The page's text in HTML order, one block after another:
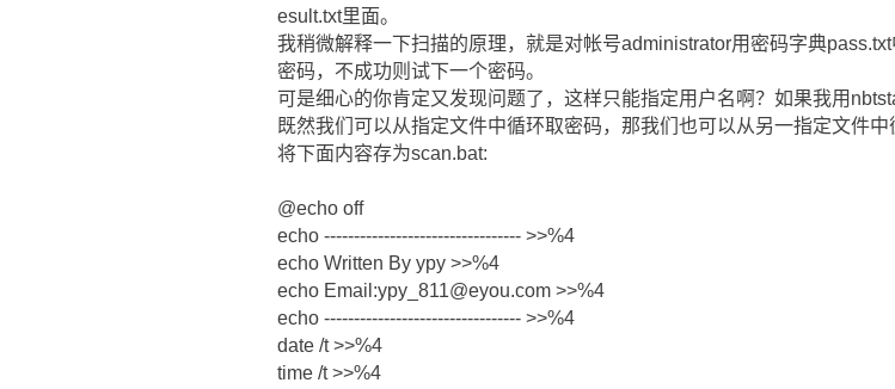
esult.txt里面。
我稍微解释一下扫描的原理，就是对帐号administrator用密码字典
密码，不成功则试下一个密码。
可是细心的你肯定又发现问题了，这样只能指定用户名啊？如果我用
既然我们可以从指定文件中循环取密码，那我们也可以从另一指定文件中
将下面内容存为scan.bat:
@echo off
echo --------------------------------- >>%4
echo Written By ypy >>%4
echo Email:ypy_811@eyou.com >>%4
echo --------------------------------- >>%4
date /t >>%4
time /t >>%4